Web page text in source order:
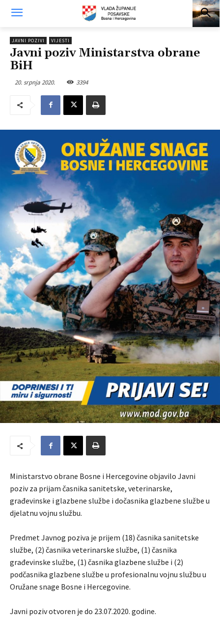
JAVNI POZIVI VIJESTI
Javni poziv Ministarstva obrane
BiH
20. srpnja 2020. 3394
Ministarstvo obrane Bosne i Hercegovine objavilo Javni
poziv za prijam časnika sanitetske, veterinarske,
građevinske i glazbene službe i dočasnika glazbene službe u
djelatnu vojnu službu.
Predmet Javnog poziva je prijem (18) časnika sanitetske
službe, (2) časnika veterinarske službe, (1) časnika
građevinske službe, (1) časnika glazbene službe i (2)
podčasnika glazbene službe u profesionalnu vojnu službu u
Oružane snage Bosne i Hercegovine.
Javni poziv otvoren je do 23.07.2020. godine.